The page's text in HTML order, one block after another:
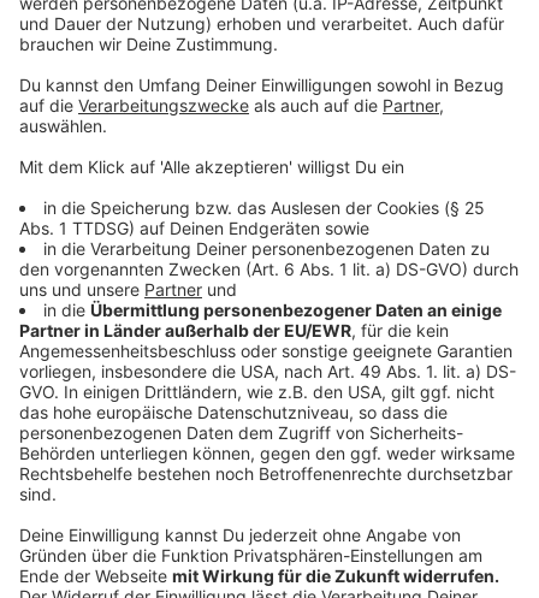
Auffälligkeiten, Entwicklungsrückstände und
Sprachstörungen melden," sagt Busch-Murray. In
Kinder während des Lockdowns Gewalt erlebt haben.
Wenn die sozialen Kontroll-Instanzen wieder laufen,
komme alles hoch, so die Befürchtung beim
geschehen ist, komme dann erst ans Licht. Das
verdeutlicht auch ein Blick in die Kriminalitätsstatistik
der Polizei: Danach gibt es weder im Kreis Steinfurt
noch im Raum Osnabrück einen nennenswerten
Anstieg der Gewalt gegen Kinder.
Anzeige
Kinderschutzbund arbeitet am Anschlag
Anzeige
Derweil arbeiten die Expert:innen beim